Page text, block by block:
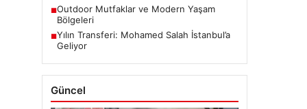
■Outdoor Mutfaklar ve Modern Yaşam
Bölgeleri
■Yılın Transferi: Mohamed Salah İstanbul’a
Geliyor
Güncel